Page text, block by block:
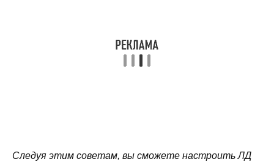
Следуя этим советам, вы сможете настроить ЛД